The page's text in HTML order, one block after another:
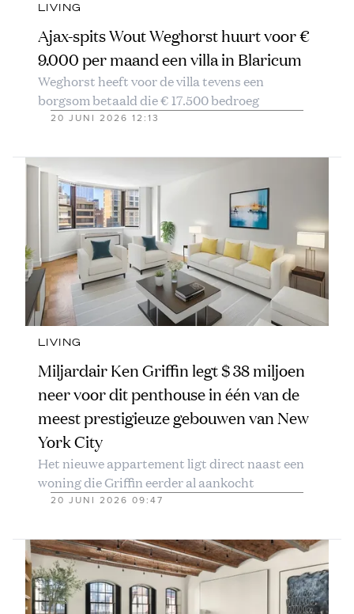
LIVING
Ajax-spits Wout Weghorst huurt voor €
9.000 per maand een villa in Blaricum
Weghorst heeft voor de villa tevens een
borgsom betaald die € 17.500 bedroeg
20 JUNI 2026 12:13
LIVING
Miljardair Ken Griffin legt $ 38 miljoen
neer voor dit penthouse in één van de
meest prestigieuze gebouwen van New
York City
Het nieuwe appartement ligt direct naast een
woning die Griffin eerder al aankocht
20 JUNI 2026 09:47